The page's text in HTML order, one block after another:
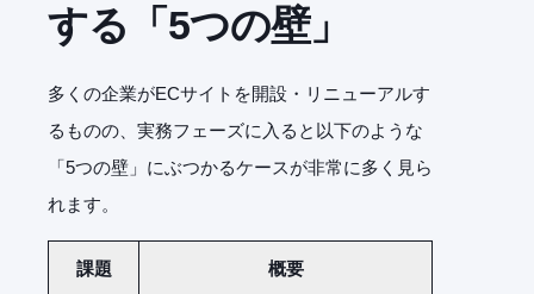
する「5つの壁」
多くの企業がECサイトを開設・リニューアルす
るものの、実務フェーズに入ると以下のような
「5つの壁」にぶつかるケースが非常に多く見ら
れます。
課題 概要